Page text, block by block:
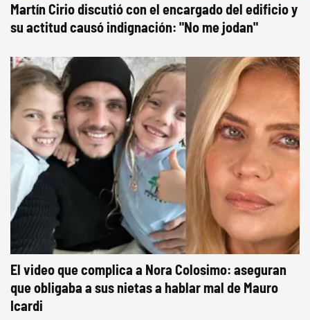
Martín Cirio discutió con el encargado del edificio y
su actitud causó indignación: "No me jodan"
El video que complica a Nora Colosimo: aseguran
que obligaba a sus nietas a hablar mal de Mauro
Icardi